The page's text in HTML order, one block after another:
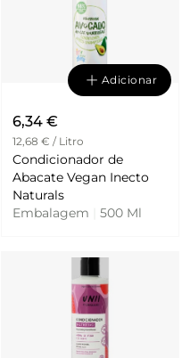
Adicionar
6,34 €
12,68 € / Litro
Condicionador de
Abacate Vegan Inecto
Naturals
Embalagem
500 Ml